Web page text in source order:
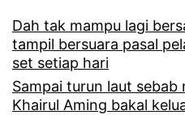
Dah tak mampu lagi
tampil bersuara pasal
set setiap hari
Sampai turun laut
Khairul Aming bakal